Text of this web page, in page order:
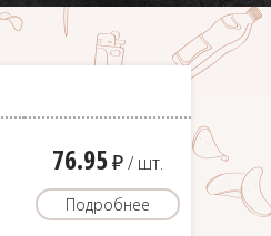
76.95д/ шт.
Подробнее